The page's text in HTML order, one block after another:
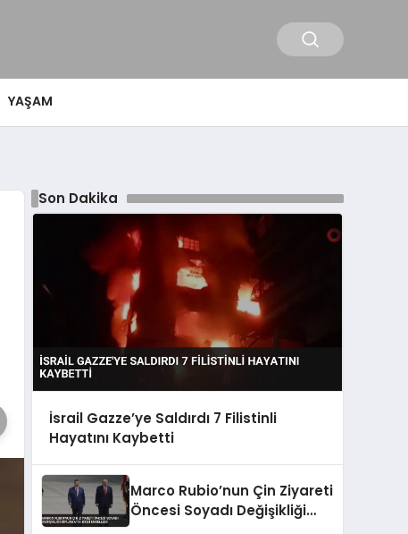
YAŞAM
Son Dakika
İsrail Gazze’ye Saldırdı 7 Filistinli
Hayatını Kaybetti
Marco Rubio’nun Çin Ziyareti
Öncesi Soyadı Değişikliği